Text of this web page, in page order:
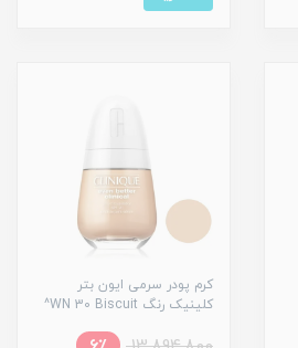
کرم پودر سرمی ایون بتر
کلینیک رنگ WN 30 Biscuit^